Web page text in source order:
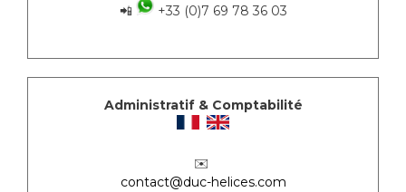
📲
+33 (0)7 69 78 36 03
Administratif & Comptabilité
✉️
contact@duc-helices.com